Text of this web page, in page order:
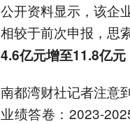
公开资料显示，该企
相较于前次申报，思
4.6亿元增至11.8亿元
南都湾财社记者注意
业绩答卷：2023-